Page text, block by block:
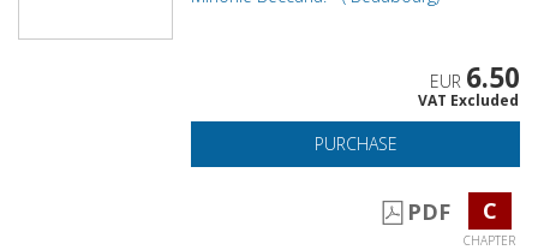
EUR 6.50
VAT Excluded
PURCHASE
PDF C
CHAPTER